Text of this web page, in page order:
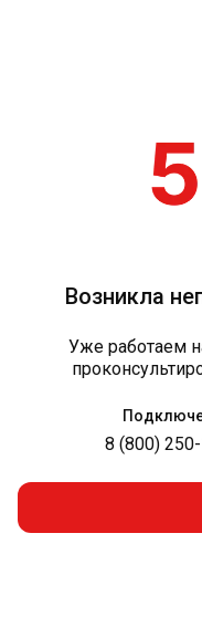
Возникла
Уже работаем
8 (800)